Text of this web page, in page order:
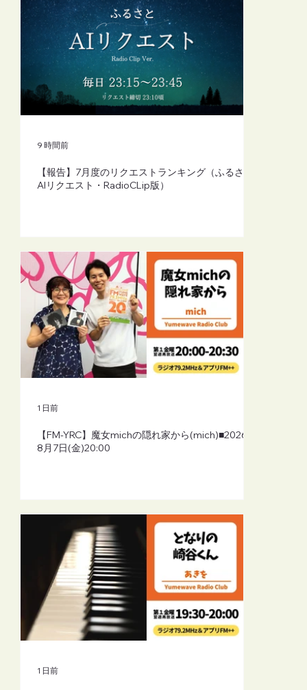
ブ番組表
【報告】7月度のリクエストランキング（ふるさと
AIリクエスト・RadioCLip版）
9 時間前
【FM-YRC】魔女michの隠れ家から(mich)■2026年
8月7日(金)20:00
1 日前
1 日前